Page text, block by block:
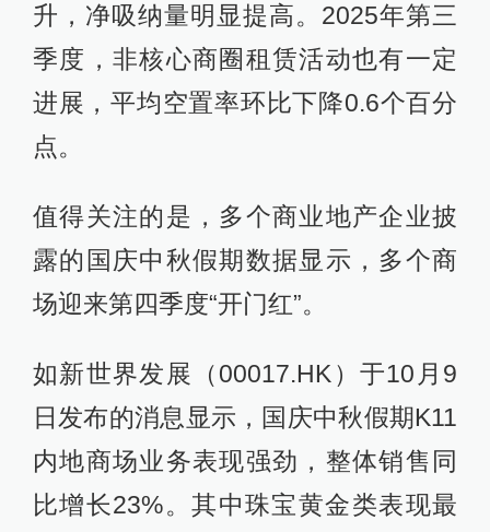
升，净吸纳量明显提高。2025年第三
季度，非核心商圈租赁活动也有一定
进展，平均空置率环比下降0.6个百分
点。
值得关注的是，多个商业地产企业披
露的国庆中秋假期数据显示，多个商
场迎来第四季度“开门红”。
如新世界发展（00017.HK）于10月9
日发布的消息显示，国庆中秋假期K11
内地商场业务表现强劲，整体销售同
比增长23%。其中珠宝黄金类表现最